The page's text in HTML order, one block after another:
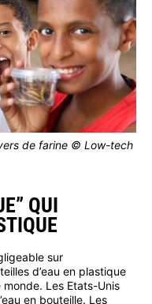
de farine © Low-tech
QUI
sur
d’eau en plastique
Les Etats-Unis
en bouteille. Les